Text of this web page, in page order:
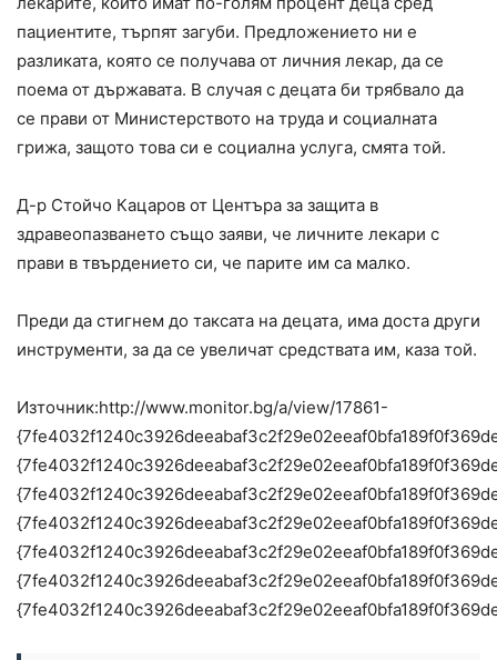
пациентите, търпят загуби. Предложението ни е
разликата, която се получава от личния лекар, да се
поема от държавата. В случая с децата би трябвало да
се прави от Министерството на труда и социалната
грижа, защото това си е социална услуга, смята той.
Д-р Стойчо Кацаров от Центъра за защита в
здравеопазването също заяви, че личните лекари с
прави в твърдението си, че парите им са малко.
Преди да стигнем до таксата на децата, има доста други
инструменти, за да се увеличат средствата им, каза той.
Източник:http://www.monitor.bg/a/view/17861-